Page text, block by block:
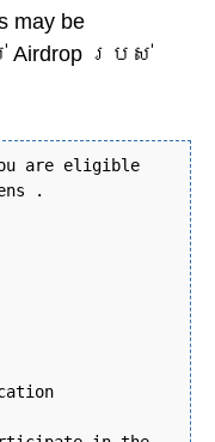
may be
Airdrop របស់
You are eligible
.